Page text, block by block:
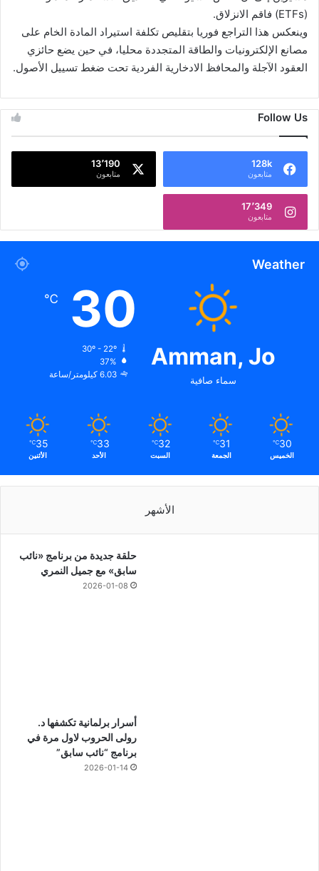
(ETFs) فاقم الانزلاق.
وينعكس هذا التراجع فوريا بتقليص تكلفة استيراد المادة الخام على
مصانع الإلكترونيات والطاقة المتجددة محليا، في حين يضع حائزي
العقود الآجلة والمحافظ الادخارية الفردية تحت ضغط تسييل الأصول.
Follow Us
128k
متابعون
13٬190
متابعون
17٬349
متابعون
Weather
Amman, Jo
سماء صافية
30
℃
30º - 22º
37%
6.03 كيلومتر/ساعة
30
℃
الخميس
31
℃
الجمعة
32
℃
السبت
33
℃
الأحد
35
℃
الأثنين
الأشهر
حلقة جديدة من برنامج «نائب
سابق» مع جميل النمري
2026-01-08
أسرار برلمانية تكشفها د.
رولى الحروب لاول مرة في
برنامج “نائب سابق”
2026-01-14